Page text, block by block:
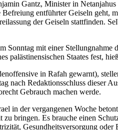
Gantz, Minister in
entführter Geiseln geht,
der Geiseln stattfinden.
Sonntag mit einer Stellungnahme
palästinensischen Staates fest,
in Rafah gewarnt),
nach Redaktionsschluss dieser
Gebrauch machen werde.
in der vergangenen Woche
zu bringen. Es brauche einen
Gesundheitsversorgung oder